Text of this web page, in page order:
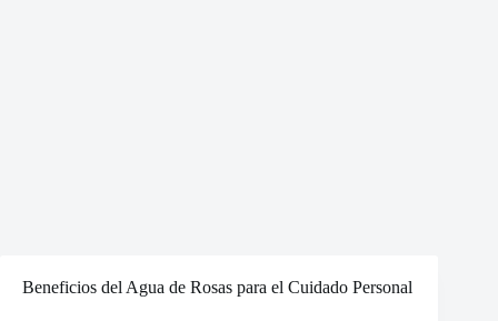
Beneficios del Agua de Rosas para el Cuidado Personal